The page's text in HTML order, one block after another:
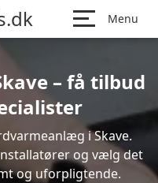
Menu
– få tilbud
i Skave.
og vælg det
og uforpligtende.